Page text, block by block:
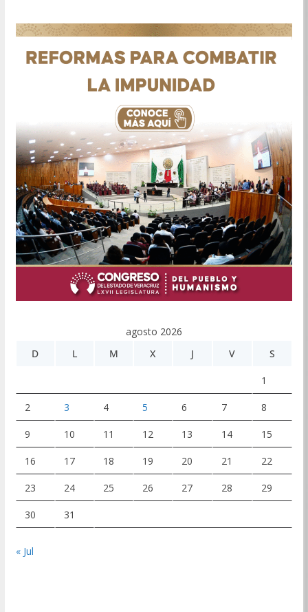
agosto 2026
D
L M X J V S
1
2 3 4 5 6 7 8
9 10 11 12 13 14 15
16 17 18 19 20 21 22
23 24 25 26 27 28 29
30 31
« Jul